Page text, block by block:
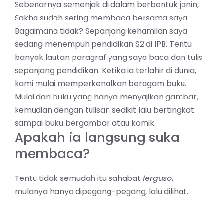
Sebenarnya semenjak di dalam berbentuk janin,
Sakha sudah sering membaca bersama saya.
Bagaimana tidak? Sepanjang kehamilan saya
sedang menempuh pendidikan S2 di IPB. Tentu
banyak lautan paragraf yang saya baca dan tulis
sepanjang pendidikan. Ketika ia terlahir di dunia,
kami mulai memperkenalkan beragam buku.
Mulai dari buku yang hanya menyajikan gambar,
kemudian dengan tulisan sedikit lalu bertingkat
sampai buku bergambar atau komik.
Apakah ia langsung suka
membaca?
Tentu tidak semudah itu sahabat ferguso,
mulanya hanya dipegang-pegang, lalu dilihat.